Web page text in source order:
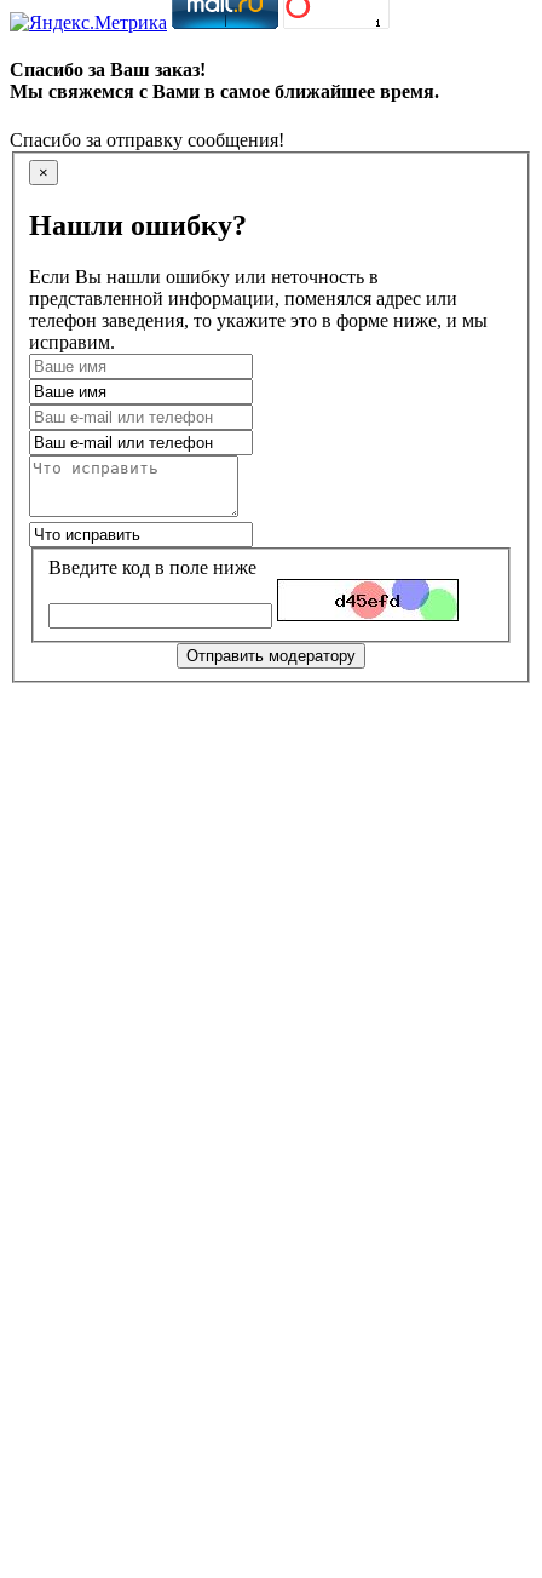
Спасибо за Ваш заказ!
Мы свяжемся с Вами в самое ближайшее время.
Спасибо за отправку сообщения!
×
Нашли ошибку?
Если Вы нашли ошибку или неточность в
представленной информации, поменялся адрес или
телефон заведения, то укажите это в форме ниже, и мы
исправим.
Введите код в поле ниже
Отправить модератору